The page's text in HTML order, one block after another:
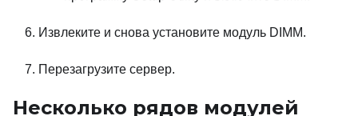
Извлеките и снова установите модуль DIMM.
Перезагрузите сервер.
Несколько рядов модулей